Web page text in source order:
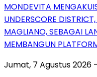
MONDEVITA
UNDERSCORE
MAGLIANO, SEBAGAI
MEMBANGUN
Jumat, 7 Agustus 2026